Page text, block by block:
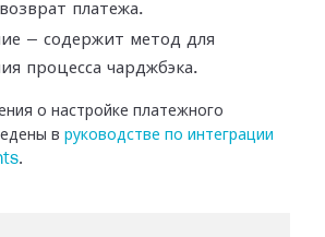
платежа.
— содержит метод для
процесса чарджбэка.
о настройке платежного
в руководстве по интеграции
.